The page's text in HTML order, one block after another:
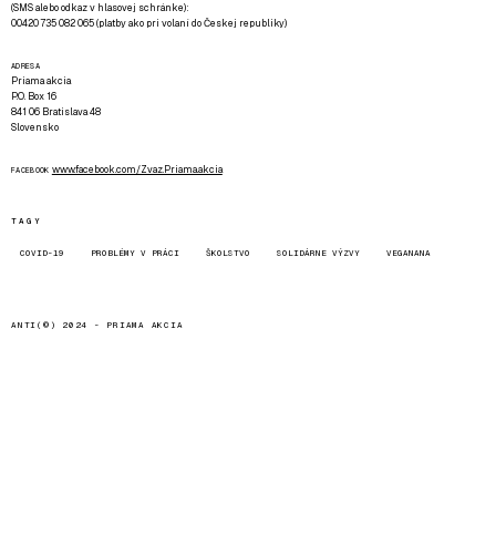
(SMS alebo odkaz v hlasovej schránke):
00420 735 082 065 (platby ako pri volaní do Českej republiky)
ADRESA
Priama akcia
P.O. Box 16
841 06 Bratislava 48
Slovensko
FACEBOOK www.facebook.com/Zvaz.Priama.akcia
TAGY
COVID-19 PROBLÉMY V PRÁCI ŠKOLSTVO SOLIDÁRNE VÝZVY VEGANANA
ANTI(©) 2024 - PRIAMA AKCIA